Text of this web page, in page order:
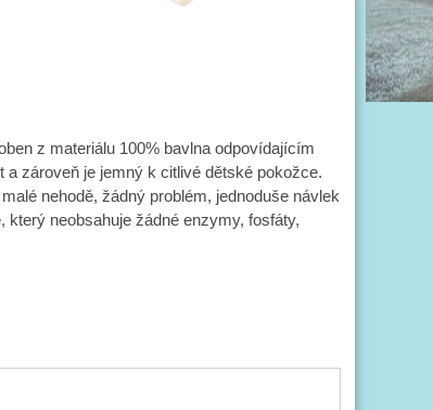
z materiálu 100% bavlna odpovídajícím
zároveň je jemný k citlivé dětské pokožce.
nehodě, žádný problém, jednoduše návlek
neobsahuje žádné enzymy, fosfáty,